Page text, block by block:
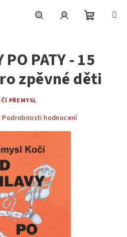
košík
PO PATY - 15
zpěvné děti
PŘEMYSL
Podrobnosti hodnocení